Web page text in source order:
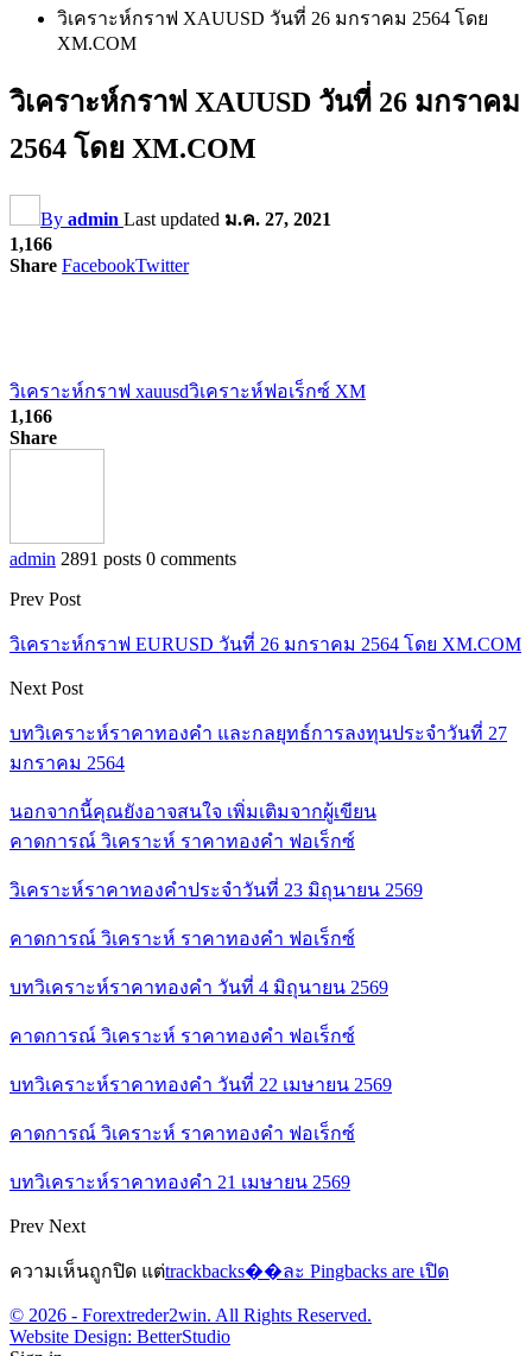
วิเคราะห์กราฟ XAUUSD วันที่ 26 มกราคม 2564 โดย
XM.COM
วิเคราะห์กราฟ XAUUSD วันที่ 26 มกราคม
2564 โดย XM.COM
By admin Last updated ม.ค. 27, 2021
1,166
Share FacebookTwitter
วิเคราะห์กราฟ xauusdวิเคราะห์ฟอเร็กซ์ XM
1,166
Share
admin 2891 posts 0 comments
Prev Post
วิเคราะห์กราฟ EURUSD วันที่ 26 มกราคม 2564 โดย XM.COM
Next Post
บทวิเคราะห์ราคาทองคำ และกลยุทธ์การลงทุนประจำวันที่ 27
มกราคม 2564
นอกจากนี้คุณยังอาจสนใจ เพิ่มเติมจากผู้เขียน
คาดการณ์ วิเคราะห์ ราคาทองคำ ฟอเร็กซ์
วิเคราะห์ราคาทองคำประจำวันที่ 23 มิถุนายน 2569
คาดการณ์ วิเคราะห์ ราคาทองคำ ฟอเร็กซ์
บทวิเคราะห์ราคาทองคำ วันที่ 4 มิถุนายน 2569
คาดการณ์ วิเคราะห์ ราคาทองคำ ฟอเร็กซ์
บทวิเคราะห์ราคาทองคำ วันที่ 22 เมษายน 2569
คาดการณ์ วิเคราะห์ ราคาทองคำ ฟอเร็กซ์
บทวิเคราะห์ราคาทองคำ 21 เมษายน 2569
Prev Next
ความเห็นถูกปิด แต่trackbacks��ละ Pingbacks are เปิด
© 2026 - Forextreder2win. All Rights Reserved.
Website Design: BetterStudio